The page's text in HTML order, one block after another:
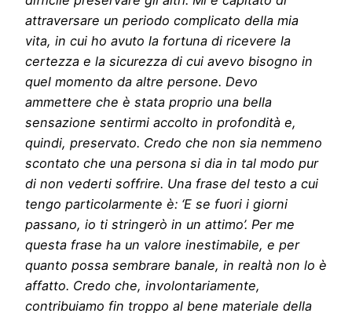
attraversare un periodo complicato della mia
vita, in cui ho avuto la fortuna di ricevere la
certezza e la sicurezza di cui avevo bisogno in
quel momento da altre persone. Devo
ammettere che è stata proprio una bella
sensazione sentirmi accolto in profondità e,
quindi, preservato. Credo che non sia nemmeno
scontato che una persona si dia in tal modo pur
di non vederti soffrire. Una frase del testo a cui
tengo particolarmente è: ‘E se fuori i giorni
passano, io ti stringerò in un attimo’. Per me
questa frase ha un valore inestimabile, e per
quanto possa sembrare banale, in realtà non lo è
affatto. Credo che, involontariamente,
contribuiamo fin troppo al bene materiale della